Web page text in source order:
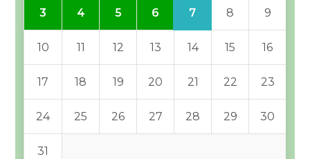
3 4 5 6 7 8 9
10 11 12 13 14 15 16
17 18 19 20 21 22 23
24 25 26 27 28 29 30
31